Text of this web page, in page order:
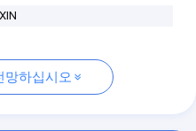
망하십시오